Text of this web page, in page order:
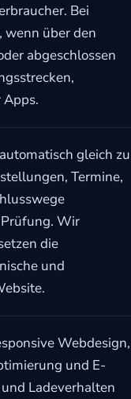
Bei
wenn über den
abgeschlossen
gleich zu
Termine,
Wir
die
und
Webdesign,
und E-
Ladeverhalten